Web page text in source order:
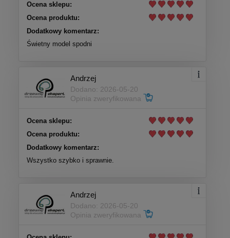
Ocena sklepu:
Ocena produktu:
Dodatkowy komentarz:
Świetny model spodni
Andrzej
Dodano: 2026-05-20
Opinia zweryfikowana
Ocena sklepu:
Ocena produktu:
Dodatkowy komentarz:
Wszystko szybko i sprawnie.
Andrzej
Dodano: 2026-05-20
Opinia zweryfikowana